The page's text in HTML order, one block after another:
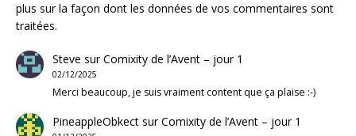
plus sur la façon dont les données de vos commentaires sont
traitées.
Steve surComixity de l’Avent – jour 1
02/12/2025
Merci beaucoup, je suis vraiment content que ça plaise :-)
PineappleObkectsurComixity de l’Avent – jour 1